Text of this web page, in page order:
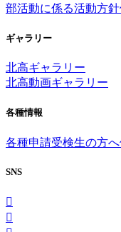
部活動に係る活動方針
ギャラリー
北高ギャラリー
北高動画ギャラリー
各種情報
各種申請受検生の方へ
SNS